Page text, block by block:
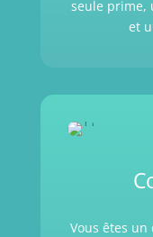
seule prime,
et
Vous êtes